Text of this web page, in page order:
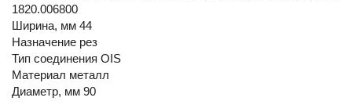
1820.006800
Ширина, мм 44
Назначение рез
Тип соединения OIS
Материал металл
Диаметр, мм 90